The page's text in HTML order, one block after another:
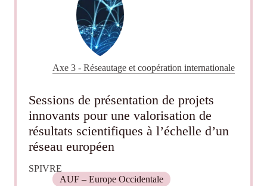
Axe 3 - Réseautage et coopération internationale
Sessions de présentation de projets
innovants pour une valorisation de
résultats scientifiques à l’échelle d’un
réseau européen
SPIVRE
AUF – Europe Occidentale